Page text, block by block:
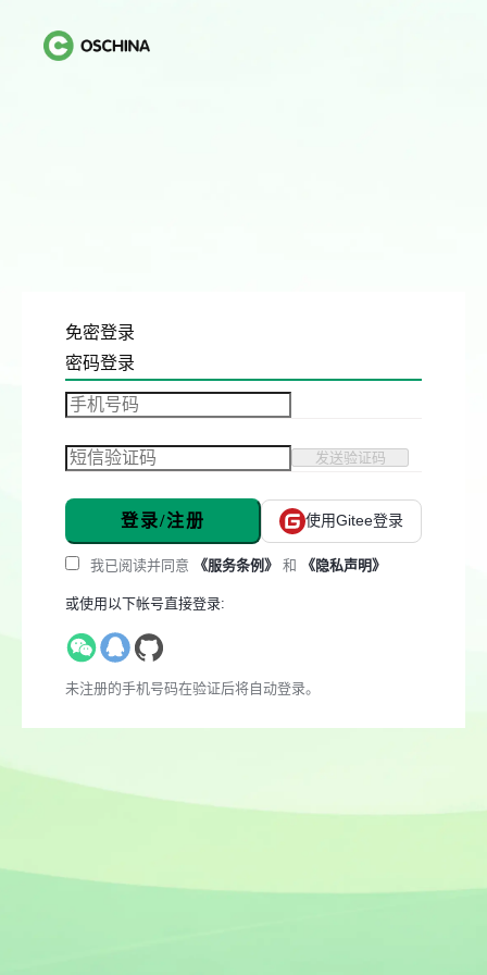
免密登录
密码登录
发送验证码
登录/注册 使用Gitee登录
我已阅读并同意 《服务条例》 和 《隐私声明》
或使用以下帐号直接登录:
未注册的手机号码在验证后将自动登录。